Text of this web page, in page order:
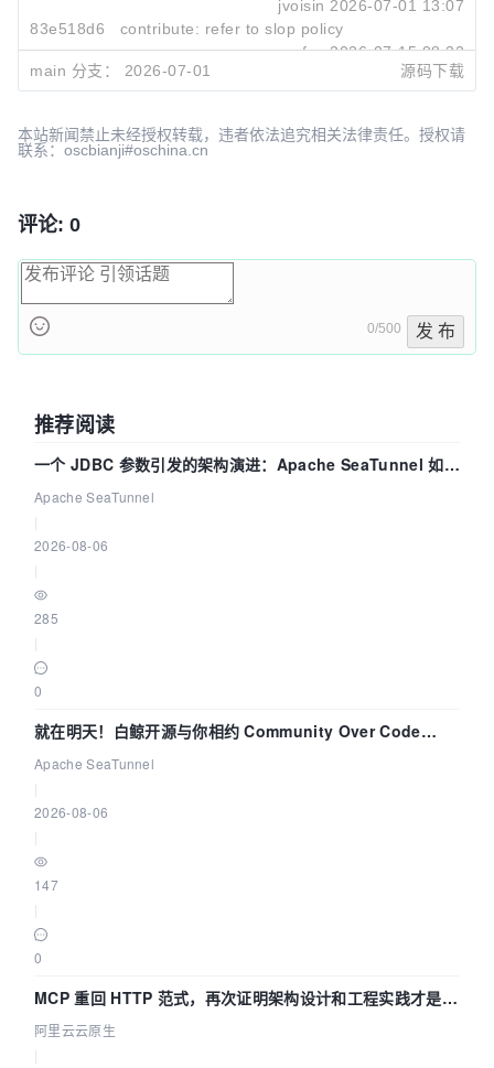
jvoisin 2026-07-01 13:07
83e518d6
contribute: refer to slop policy
sofus 2026-07-15 08:32
3c3828b3
content: move slop policy away from docs
main 分支： 2026-07-01 源码下载
本站新闻禁止未经授权转载，违者依法追究相关法律责任。授权请
联系：oscbianji#oschina.cn
评论: 0
0/500 发 布
推荐阅读
一个 JDBC 参数引发的架构演进：Apache SeaTunnel 如何
解决数据同步中的“定时 Flush”难题
Apache SeaTunnel
2026-08-06
285
0
就在明天！白鲸开源与你相约 Community Over Code
Asia 2026 主题演讲！
Apache SeaTunnel
2026-08-06
147
0
MCP 重回 HTTP 范式，再次证明架构设计和工程实践才是稀
缺资源
阿里云云原生